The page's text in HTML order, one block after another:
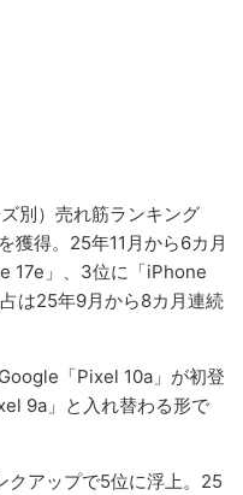
別）売れ筋ランキング
獲得。25年11月から6カ月
17e」、3位に「iPhone
は25年9月から8カ月連続
「Pixel 10a」が初登
9a」と入れ替わる形で
クアップで5位に浮上。25